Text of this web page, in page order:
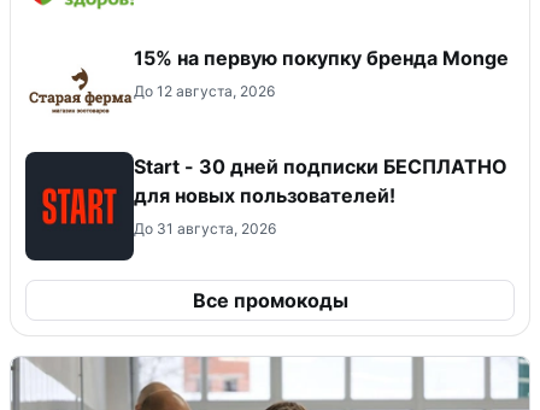
15% на первую покупку бренда Monge
До 12 августа, 2026
Start - 30 дней подписки БЕСПЛАТНО
для новых пользователей!
До 31 августа, 2026
Все промокоды